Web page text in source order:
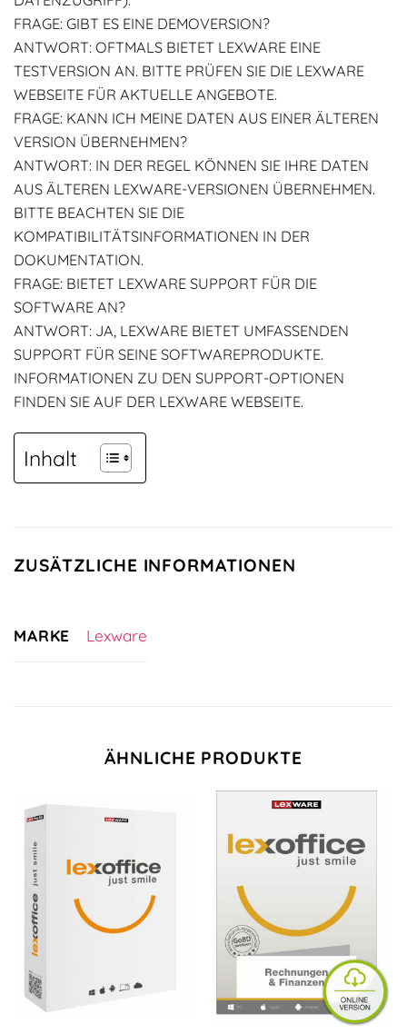
FRAGE: GIBT ES EINE DEMOVERSION?
ANTWORT: OFTMALS BIETET LEXWARE EINE
TESTVERSION AN. BITTE PRÜFEN SIE DIE LEXWARE
WEBSEITE FÜR AKTUELLE ANGEBOTE.
FRAGE: KANN ICH MEINE DATEN AUS EINER ÄLTEREN
VERSION ÜBERNEHMEN?
ANTWORT: IN DER REGEL KÖNNEN SIE IHRE DATEN
AUS ÄLTEREN LEXWARE-VERSIONEN ÜBERNEHMEN.
BITTE BEACHTEN SIE DIE
KOMPATIBILITÄTSINFORMATIONEN IN DER
DOKUMENTATION.
FRAGE: BIETET LEXWARE SUPPORT FÜR DIE
SOFTWARE AN?
ANTWORT: JA, LEXWARE BIETET UMFASSENDEN
SUPPORT FÜR SEINE SOFTWAREPRODUKTE.
INFORMATIONEN ZU DEN SUPPORT-OPTIONEN
FINDEN SIE AUF DER LEXWARE WEBSEITE.
Inhalt
ZUSÄTZLICHE INFORMATIONEN
MARKE Lexware
ÄHNLICHE PRODUKTE